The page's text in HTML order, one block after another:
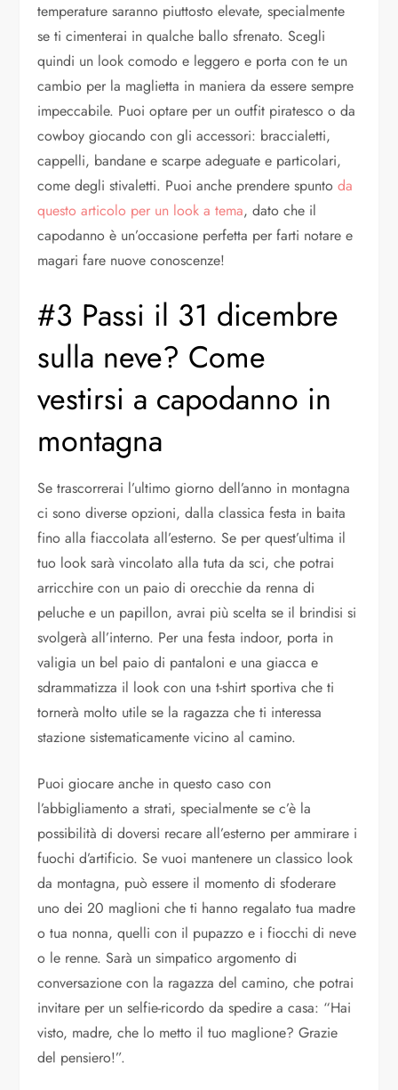
temperature saranno piuttosto elevate, specialmente
se ti cimenterai in qualche ballo sfrenato. Scegli
quindi un look comodo e leggero e porta con te un
cambio per la maglietta in maniera da essere sempre
impeccabile. Puoi optare per un outfit piratesco o da
cowboy giocando con gli accessori: braccialetti,
cappelli, bandane e scarpe adeguate e particolari,
come degli stivaletti. Puoi anche prendere spuntoda
questo articolo per un look a tema, dato che il
capodanno è un’occasione perfetta per farti notare e
magari fare nuove conoscenze!
#3 Passi il 31 dicembre
sulla neve? Come
vestirsi a capodanno in
montagna
Se trascorrerai l’ultimo giorno dell’anno in montagna
ci sono diverse opzioni, dalla classica festa in baita
fino alla fiaccolata all’esterno. Se per quest’ultima il
tuo look sarà vincolato alla tuta da sci, che potrai
arricchire con un paio di orecchie da renna di
peluche e un papillon, avrai più scelta se il brindisi si
svolgerà all’interno. Per una festa indoor, porta in
valigia un bel paio di pantaloni e una giacca e
sdrammatizza il look con una t-shirt sportiva che ti
tornerà molto utile se la ragazza che ti interessa
stazione sistematicamente vicino al camino.
Puoi giocare anche in questo caso con
l’abbigliamento a strati, specialmente se c’è la
possibilità di doversi recare all’esterno per ammirare i
fuochi d’artificio. Se vuoi mantenere un classico look
da montagna, può essere il momento di sfoderare
uno dei 20 maglioni che ti hanno regalato tua madre
o tua nonna, quelli con il pupazzo e i fiocchi di neve
o le renne. Sarà un simpatico argomento di
conversazione con la ragazza del camino, che potrai
invitare per un selfie-ricordo da spedire a casa: “Hai
visto, madre, che lo metto il tuo maglione? Grazie
del pensiero!”.